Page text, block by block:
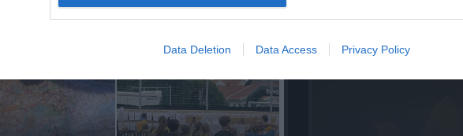
Data Deletion Data Access Privacy Policy
Senast uppdaterade